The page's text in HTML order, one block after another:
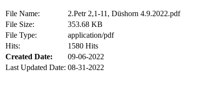
File Name:
2.Petr 2,1-11, Düshorn 4.9.2022.pdf
File Size:
353.68 KB
File Type:
application/pdf
Hits:
1580 Hits
Created Date:
09-06-2022
Last Updated Date: 08-31-2022